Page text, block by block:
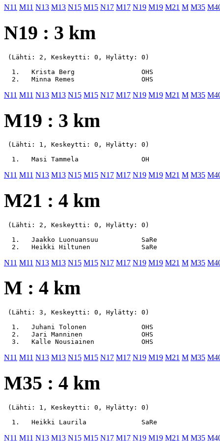
N11 M11 N13 M13 N15 M15 N17 M17 N19 M19 M21 M M35
N19 : 3 km
(Lähti: 2, Keskeytti: 0, Hylätty: 0)
1.   Krista Berg                 OHS
N11 M11 N13 M13 N15 M15 N17 M17 N19 M19 M21 M M35
M19 : 3 km
(Lähti: 1, Keskeytti: 0, Hylätty: 0)
N11 M11 N13 M13 N15 M15 N17 M17 N19 M19 M21 M M35
M21 : 4 km
(Lähti: 2, Keskeytti: 0, Hylätty: 0)
1.   Jaakko Luonuansuu           SaRe
N11 M11 N13 M13 N15 M15 N17 M17 N19 M19 M21 M M35
M : 4 km
(Lähti: 3, Keskeytti: 0, Hylätty: 0)
1.   Juhani Tolonen              OHS
2.   Jari Manninen               OHS
N11 M11 N13 M13 N15 M15 N17 M17 N19 M19 M21 M M35
M35 : 4 km
(Lähti: 1, Keskeytti: 0, Hylätty: 0)
N11 M11 N13 M13 N15 M15 N17 M17 N19 M19 M21 M M35